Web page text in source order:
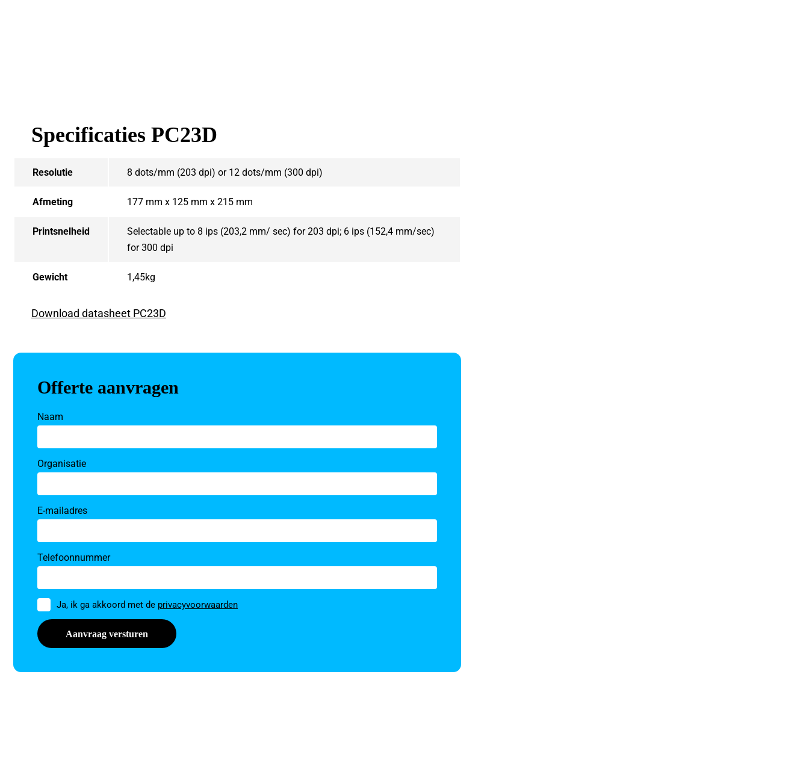
Specificaties PC23D
Resolutie 8 dots/mm (203 dpi) or 12 dots/mm (300 dpi)
Afmeting 177 mm x 125 mm x 215 mm
Printsnelheid
Selectable up to 8 ips (203,2 mm/ sec) for 203 dpi; 6 ips (152,4 mm/sec)
for 300 dpi
Gewicht 1,45kg
Download datasheet PC23D
Offerte aanvragen
Naam
Organisatie
E-mailadres
Telefoonnummer
Toestemming
Ja, ik ga akkoord met de privacyvoorwaarden